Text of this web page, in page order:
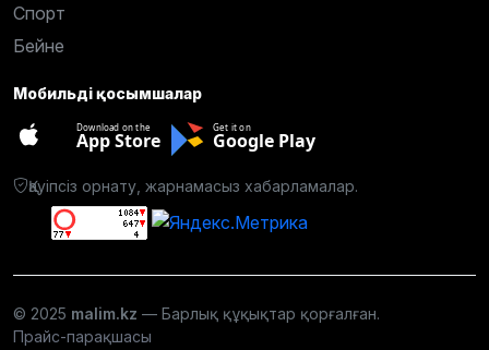
Спорт
Бейне
Мобильді қосымшалар
Download on the
App Store
Get it on
Google Play
Қауіпсіз орнату, жарнамасыз хабарламалар.
© 2025 malim.kz — Барлық құқықтар қорғалған.
Прайс-парақшасы